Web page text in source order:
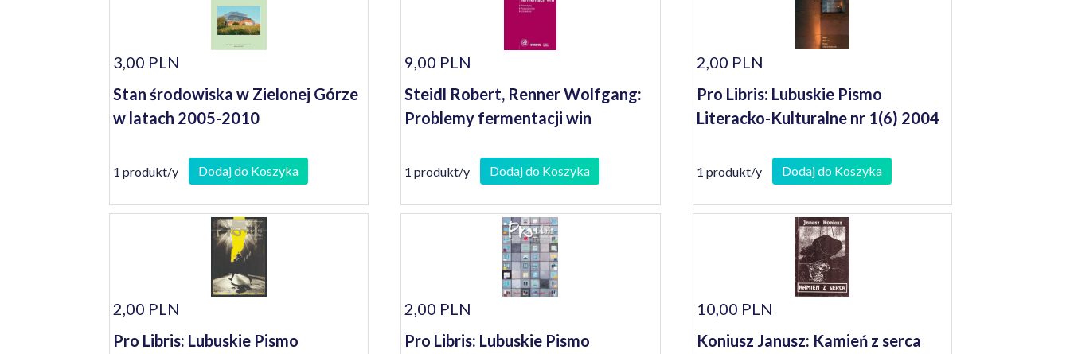
3,00 PLN
Stan środowiska w Zielonej Górze
w latach 2005-2010
1 produkt/y Dodaj do Koszyka
9,00 PLN
Steidl Robert, Renner Wolfgang:
Problemy fermentacji win
1 produkt/y Dodaj do Koszyka
2,00 PLN
Pro Libris: Lubuskie Pismo
Literacko-Kulturalne nr 1(6) 2004
1 produkt/y Dodaj do Koszyka
2,00 PLN
Pro Libris: Lubuskie Pismo
2,00 PLN
Pro Libris: Lubuskie Pismo
10,00 PLN
Koniusz Janusz: Kamień z serca